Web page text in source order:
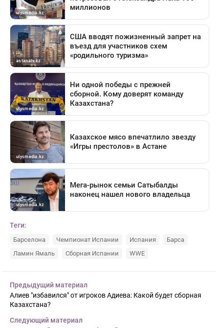
Теги:
Барселона Чемпионат Испании Испания
Барса
Ламин Ямаль
Сборная Испании WWE
Предыдущий материал
Алиев "избавился" от игроков Адиева: Какой будет сборная
Казахстана?
Следующий материал